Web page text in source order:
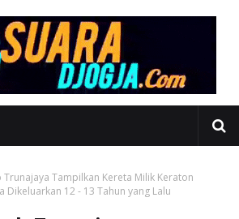
Trunajaya Tampilkan Kereta Milik Keraton
Dikeluarkan 12 - 13 Tahun yang Lalu